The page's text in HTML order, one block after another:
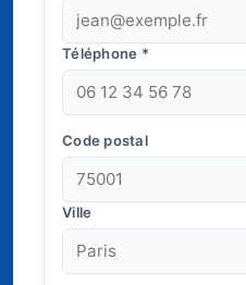
Téléphone *
Code postal
Ville